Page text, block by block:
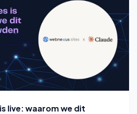
live: waarom we dit